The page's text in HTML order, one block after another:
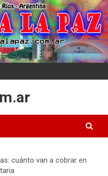
cuánto van a cobrar en